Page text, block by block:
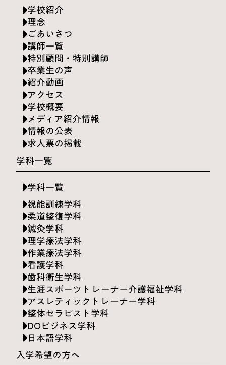
学校紹介
理念
ごあいさつ
講師一覧
特別顧問・特別講師
卒業生の声
紹介動画
アクセス
学校概要
メディア紹介情報
情報の公表
求人票の掲載
学科一覧
学科一覧
視能訓練学科
柔道整復学科
鍼灸学科
理学療法学科
作業療法学科
看護学科
歯科衛生学科
生涯スポーツトレーナー介護福祉学科
アスレティックトレーナー学科
整体セラピスト学科
DOビジネス学科
日本語学科
入学希望の方へ